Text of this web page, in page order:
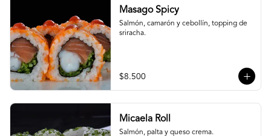
Masago Spicy
Salmón, camarón y cebollín, topping de
sriracha.
$8.500
Micaela Roll
Salmón, palta y queso crema.